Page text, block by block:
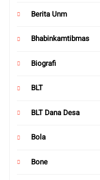
Berita Unm
Bhabinkamtibmas
Biografi
BLT
BLT Dana Desa
Bola
Bone